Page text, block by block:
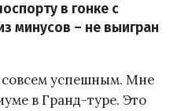
в гонке с
минусов – не выигран
совсем успешным. Мне
в Гранд-туре. Это